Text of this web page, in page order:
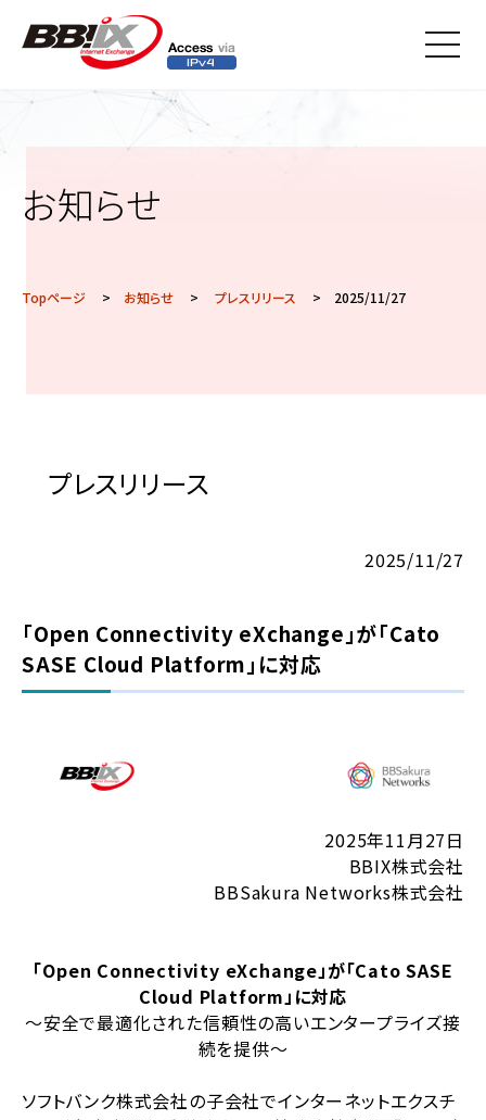
メニ
お知らせ
Topページ > お知らせ > プレスリリース > 2025/11/27
プレスリリース
2025/11/27
「Open Connectivity eXchange」が「Cato
SASE Cloud Platform」に対応
2025年11月27日
BBIX株式会社
BBSakura Networks株式会社
「Open Connectivity eXchange」が「Cato SASE
Cloud Platform」に対応
～安全で最適化された信頼性の高いエンタープライズ接
続を提供～
ソフトバンク株式会社の子会社でインターネットエクスチ